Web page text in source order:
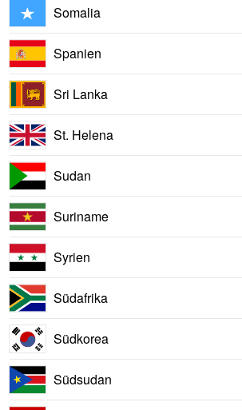
Somalia
Spanien
Sri Lanka
St. Helena
Sudan
Suriname
Syrien
Südafrika
Südkorea
Südsudan